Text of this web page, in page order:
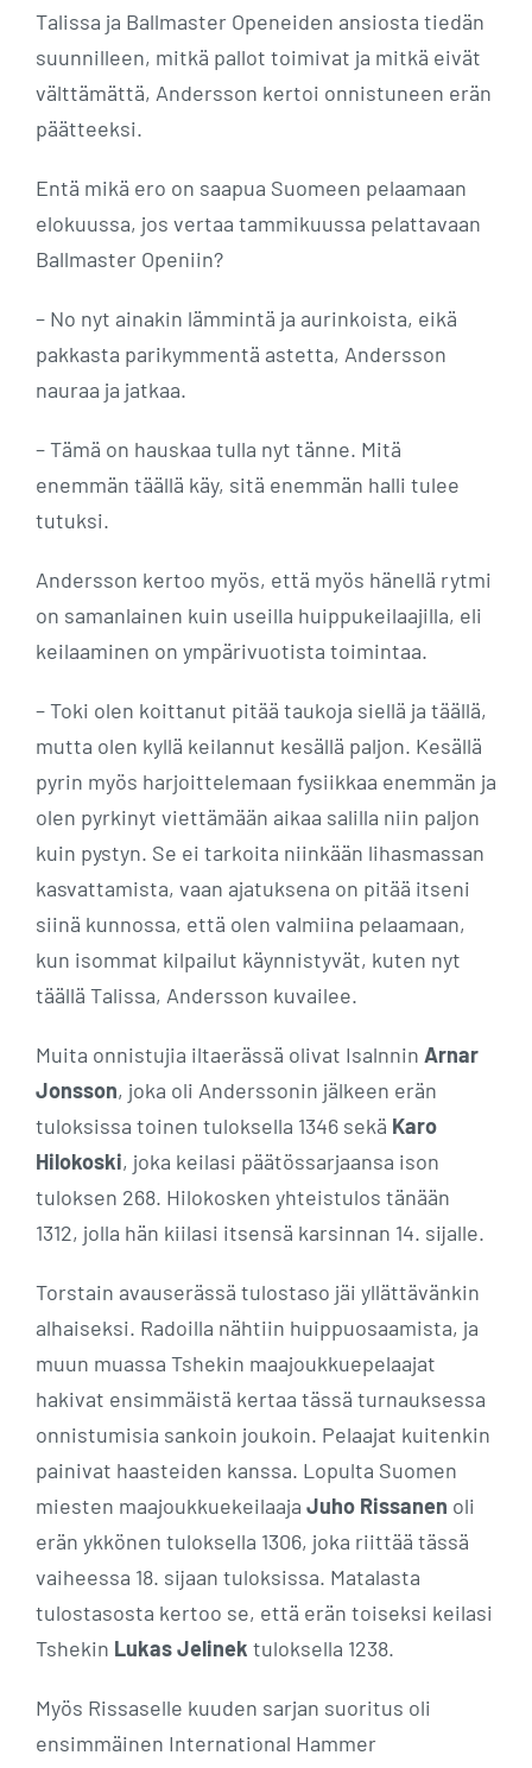
Talissa ja Ballmaster Openeiden ansiosta tiedän
suunnilleen, mitkä pallot toimivat ja mitkä eivät
välttämättä, Andersson kertoi onnistuneen erän
päätteeksi.
Entä mikä ero on saapua Suomeen pelaamaan
elokuussa, jos vertaa tammikuussa pelattavaan
Ballmaster Openiin?
– No nyt ainakin lämmintä ja aurinkoista, eikä
pakkasta parikymmentä astetta, Andersson
nauraa ja jatkaa.
– Tämä on hauskaa tulla nyt tänne. Mitä
enemmän täällä käy, sitä enemmän halli tulee
tutuksi.
Andersson kertoo myös, että myös hänellä rytmi
on samanlainen kuin useilla huippukeilaajilla, eli
keilaaminen on ympärivuotista toimintaa.
– Toki olen koittanut pitää taukoja siellä ja täällä,
mutta olen kyllä keilannut kesällä paljon. Kesällä
pyrin myös harjoittelemaan fysiikkaa enemmän ja
olen pyrkinyt viettämään aikaa salilla niin paljon
kuin pystyn. Se ei tarkoita niinkään lihasmassan
kasvattamista, vaan ajatuksena on pitää itseni
siinä kunnossa, että olen valmiina pelaamaan,
kun isommat kilpailut käynnistyvät, kuten nyt
täällä Talissa, Andersson kuvailee.
Muita onnistujia iltaerässä olivat Isalnnin Arnar
Jonsson, joka oli Anderssonin jälkeen erän
tuloksissa toinen tuloksella 1346 sekä Karo
Hilokoski, joka keilasi päätössarjaansa ison
tuloksen 268. Hilokosken yhteistulos tänään
1312, jolla hän kiilasi itsensä karsinnan 14. sijalle.
Torstain avauserässä tulostaso jäi yllättävänkin
alhaiseksi. Radoilla nähtiin huippuosaamista, ja
muun muassa Tshekin maajoukkuepelaajat
hakivat ensimmäistä kertaa tässä turnauksessa
onnistumisia sankoin joukoin. Pelaajat kuitenkin
painivat haasteiden kanssa. Lopulta Suomen
miesten maajoukkuekeilaaja Juho Rissanen oli
erän ykkönen tuloksella 1306, joka riittää tässä
vaiheessa 18. sijaan tuloksissa. Matalasta
tulostasosta kertoo se, että erän toiseksi keilasi
Tshekin Lukas Jelinek tuloksella 1238.
Myös Rissaselle kuuden sarjan suoritus oli
ensimmäinen International Hammer